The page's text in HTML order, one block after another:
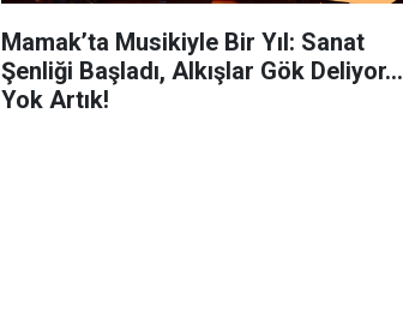
Mamak’ta Musikiyle Bir Yıl: Sanat
Şenliği Başladı, Alkışlar Gök Deliyor...
Yok Artık!